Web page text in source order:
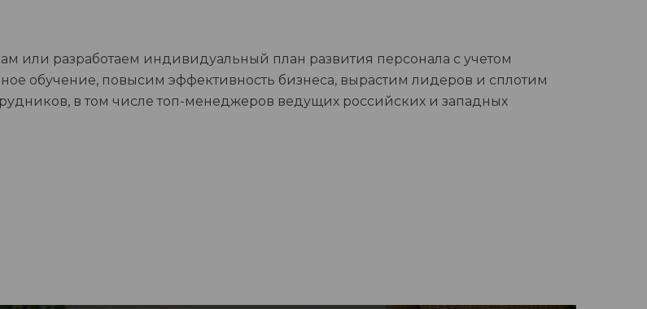
или разработаем индивидуальный план развития персонала с учетом
обучение, повысим эффективность бизнеса, вырастим лидеров и сплотим
в том числе топ-менеджеров ведущих российских и западных